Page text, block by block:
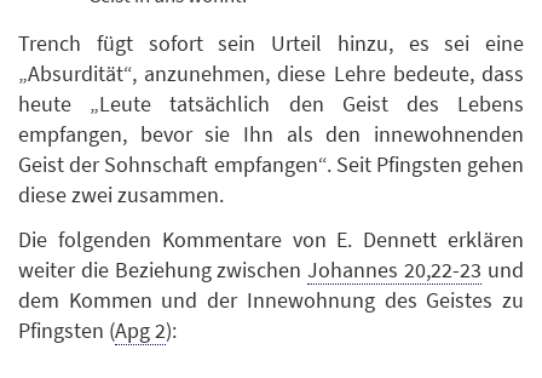
Trench fügt sofort sein Urteil hinzu, es sei eine
„Absurdität“, anzunehmen, diese Lehre bedeute, dass
heute „Leute tatsächlich den Geist des Lebens
empfangen, bevor sie Ihn als den innewohnenden
Geist der Sohnschaft empfangen“. Seit Pfingsten gehen
diese zwei zusammen.
Die folgenden Kommentare von E. Dennett erklären
weiter die Beziehung zwischenJohannes 20,22-23 und
dem Kommen und der Innewohnung des Geistes zu
Pfingsten (Apg 2):